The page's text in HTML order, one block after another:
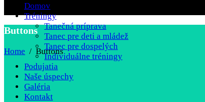
Domov
Tréningy
Tanečná príprava
Tanec pre deti a mládež
Tanec pre dospelých
Individuálne tréningy
Podujatia
Naše úspechy
Galéria
Kontakt
Buttons
Home / Buttons